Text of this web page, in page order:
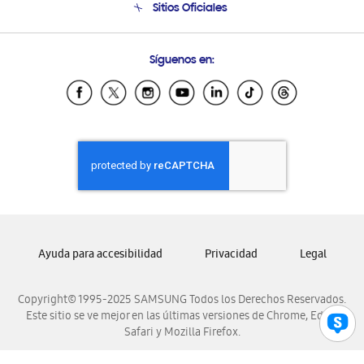
Condiciones de Compra
Soporte vía eMail
Sitios Oficiales
Samsung Ecuador
Samsung El Salvador
Samsung Honduras
Samsung Nicaragua
Samsung Panamá
Samsung Venezuela
Síguenos en:
Copyright© 1995-2025 SAMSUNG Todos los Derechos Reservados.
Este sitio se ve mejor en las últimas versiones de Chrome, Edge,
Safari y Mozilla Firefox.
Ayuda para accesibilidad Privacidad Legal